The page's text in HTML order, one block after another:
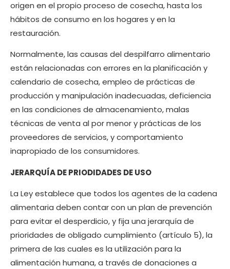
origen en el propio proceso de cosecha, hasta los
hábitos de consumo en los hogares y en la
restauración.
Normalmente, las causas del despilfarro alimentario
están relacionadas con errores en la planificación y
calendario de cosecha, empleo de prácticas de
producción y manipulación inadecuadas, deficiencia
en las condiciones de almacenamiento, malas
técnicas de venta al por menor y prácticas de los
proveedores de servicios, y comportamiento
inapropiado de los consumidores.
JERARQUÍA DE PRIODIDADES DE USO
La Ley establece que todos los agentes de la cadena
alimentaria deben contar con un plan de prevención
para evitar el desperdicio, y fija una jerarquía de
prioridades de obligado cumplimiento (artículo 5), la
primera de las cuales es la utilización para la
alimentación humana, a través de donaciones a